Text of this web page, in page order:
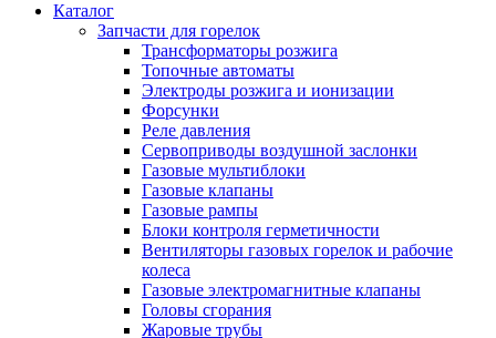
Каталог
Запчасти для горелок
Трансформаторы розжига
Топочные автоматы
Электроды розжига и ионизации
Форсунки
Реле давления
Сервоприводы воздушной заслонки
Газовые мультиблоки
Газовые клапаны
Газовые рампы
Блоки контроля герметичности
Вентиляторы газовых горелок и рабочие
колеса
Газовые электромагнитные клапаны
Головы сгорания
Жаровые трубы